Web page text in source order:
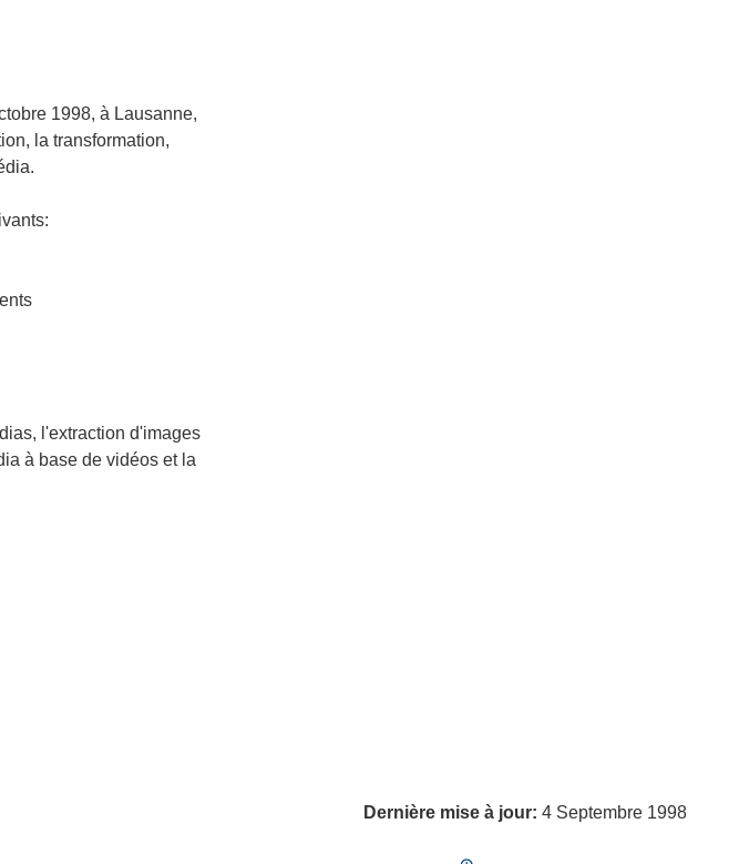
1998, à Lausanne,
la transformation,
l'extraction d'images
à base de vidéos et la
Dernière mise à jour: 4 Septembre 1998